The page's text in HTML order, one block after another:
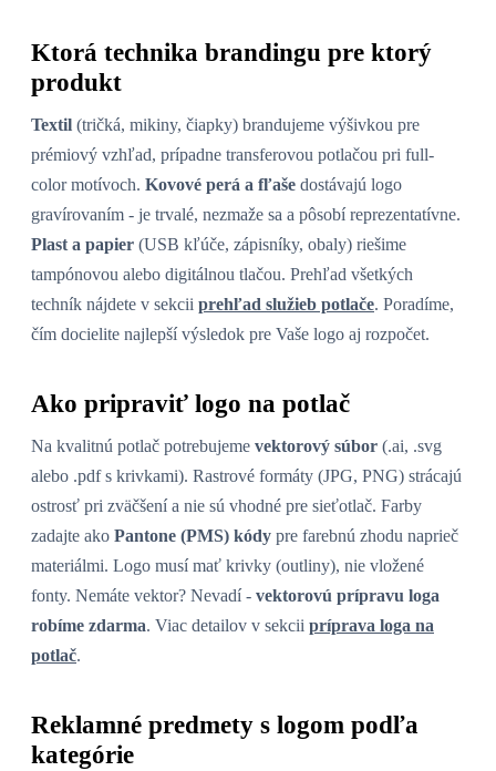
Ktorá technika brandingu pre ktorý
produkt
Textil (tričká, mikiny, čiapky) brandujeme výšivkou pre
prémiový vzhľad, prípadne transferovou potlačou pri full-
color motívoch. Kovové perá a fľaše dostávajú logo
gravírovaním - je trvalé, nezmaže sa a pôsobí reprezentatívne.
Plast a papier (USB kľúče, zápisníky, obaly) riešime
tampónovou alebo digitálnou tlačou. Prehľad všetkých
techník nájdete v sekcii prehľad služieb potlače. Poradíme,
čím docielite najlepší výsledok pre Vaše logo aj rozpočet.
Ako pripraviť logo na potlač
Na kvalitnú potlač potrebujeme vektorový súbor (.ai, .svg
alebo .pdf s krivkami). Rastrové formáty (JPG, PNG) strácajú
ostrosť pri zväčšení a nie sú vhodné pre sieťotlač. Farby
zadajte ako Pantone (PMS) kódy pre farebnú zhodu naprieč
materiálmi. Logo musí mať krivky (outliny), nie vložené
fonty. Nemáte vektor? Nevadí - vektorovú prípravu loga
robíme zdarma. Viac detailov v sekcii príprava loga na
potlač.
Reklamné predmety s logom podľa
kategórie